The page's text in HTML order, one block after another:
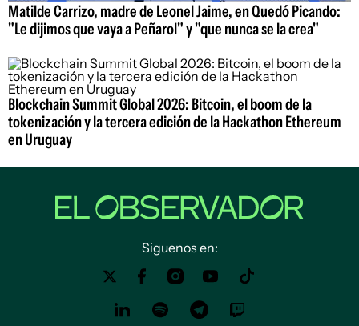
Matilde Carrizo, madre de Leonel Jaime, en Quedó Picando:
"Le dijimos que vaya a Peñarol" y "que nunca se la crea"
Blockchain Summit Global 2026: Bitcoin, el boom de la
tokenización y la tercera edición de la Hackathon Ethereum
en Uruguay
Siguenos en: